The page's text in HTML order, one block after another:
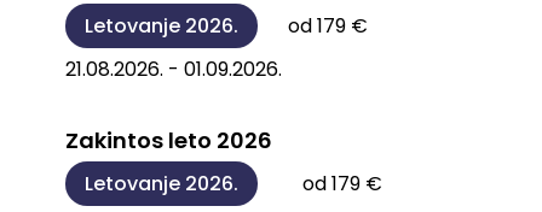
Letovanje 2026.
od 179 €
21.08.2026. - 01.09.2026.
Zakintos leto 2026
Letovanje 2026.
od 179 €